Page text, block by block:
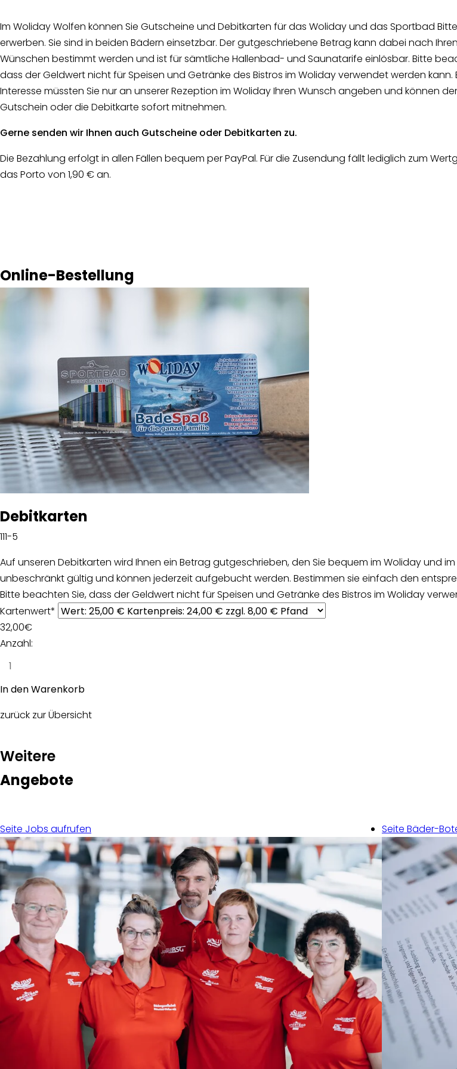
Im Woliday Wolfen können Sie Gutscheine und Debitkarten für das Woliday und das Sportbad
erwerben. Sie sind in beiden Bädern einsetzbar. Der gutgeschriebene Betrag kann dabei nach Ihren
Wünschen bestimmt werden und ist für sämtliche Hallenbad- und Saunatarife einlösbar. Bitte
dass der Geldwert nicht für Speisen und Getränke des Bistros im Woliday verwendet werden kann.
Interesse müssten Sie nur an unserer Rezeption im Woliday Ihren Wunsch angeben und können
Gutschein oder die Debitkarte sofort mitnehmen.
Gerne senden wir Ihnen auch Gutscheine oder Debitkarten zu.
Die Bezahlung erfolgt in allen Fällen bequem per PayPal. Für die Zusendung fällt lediglich zum
das Porto von 1,90 € an.
Online-Bestellung
Debitkarten
111-5
Auf unseren Debitkarten wird Ihnen ein Betrag gutgeschrieben, den Sie bequem im Woliday und
unbeschränkt gültig und können jederzeit aufgebucht werden. Bestimmen sie einfach den
Bitte beachten Sie, dass der Geldwert nicht für Speisen und Getränke des Bistros im Woliday
Kartenwert*
32,00€
Anzahl:
zurück zur Übersicht
Weitere:
Angebote
Seite Jobs aufrufen Seite Bäder-